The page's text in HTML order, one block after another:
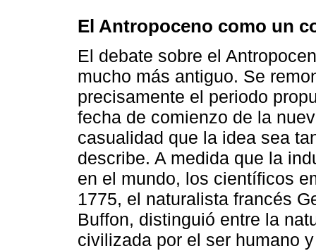
El Antropoceno como un
El debate sobre el
mucho más antiguo. Se
precisamente el periodo
fecha de comienzo de la
casualidad que la idea sea
describe. A medida que la
en el mundo, los científicos
1775, el naturalista francés
Buffon, distinguió entre la
civilizada por el ser humano